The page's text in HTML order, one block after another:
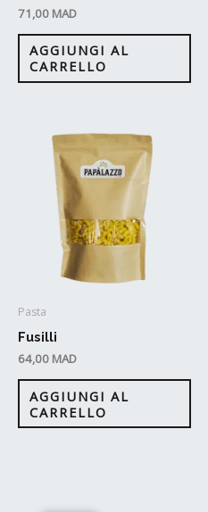
71,00 MAD
AGGIUNGI AL
CARRELLO
Pasta
Fusilli
64,00 MAD
AGGIUNGI AL
CARRELLO